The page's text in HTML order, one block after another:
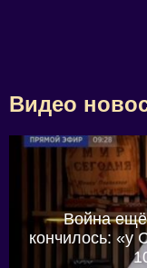
Видео
Война
кончилось: «у